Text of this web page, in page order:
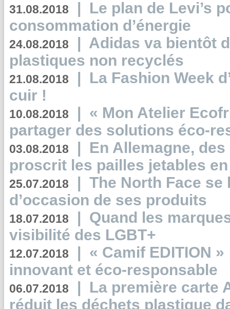
31.08.2018 | Le plan de Levi’s
consommation d’énergie
24.08.2018 | Adidas va bientôt
plastiques non recyclés
21.08.2018 | La Fashion Week
cuir !
10.08.2018 | « Mon Atelier
partager des solutions éco-
03.08.2018 | En Allemagne,
proscrit les pailles jetables
25.07.2018 | The North Face se
d’occasion de ses produits
18.07.2018 | Quand les
visibilité des LGBT+
12.07.2018 | « Camif EDITION
innovant et éco-responsable
06.07.2018 | La première carte
réduit les déchets plastique